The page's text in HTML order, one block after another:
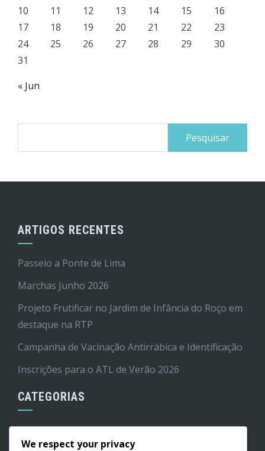
10
11 12 13 14 15
16
17
18 19 20 21 22
23
24
25 26 27 28 29
30
31
« Jun
ARTIGOS RECENTES
Passeio a Ponte de Lima
Marchas Junho 2026
Projeto Frutificar no Jardim de Infância do Roço em
destaque na RTP
Campanha de Vacinação Antirrábica e Identificação
Inscrições para o ATL de Verão 2026
CATEGORIAS
Cultura
We respect your privacy